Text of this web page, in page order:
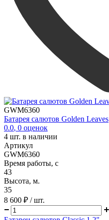
GWM6360
Батарея салютов Golden Leaves
0.0, 0 оценок
4 шт. в наличии
Артикул
GWM6360
Время работы, с
43
Высота, м.
35
8 600 ₽ / шт.